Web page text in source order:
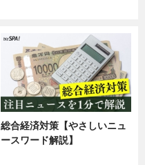
総合経済対策【やさしいニュ
ースワード解説】